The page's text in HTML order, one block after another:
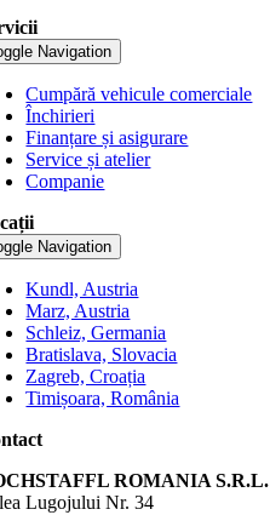
Navigation
Cumpără vehicule comerciale
Închirieri
Finanțare și asigurare
Service și atelier
Companie
Navigation
Kundl, Austria
Marz, Austria
Schleiz, Germania
Bratislava, Slovacia
Zagreb, Croația
Timișoara, România
ROMANIA S.R.L.
Lugojului Nr. 34